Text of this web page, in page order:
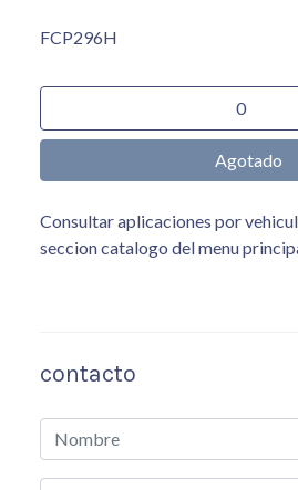
FCP296H
Agotado
Consultar aplicaciones por
seccion catalogo del menu
contacto